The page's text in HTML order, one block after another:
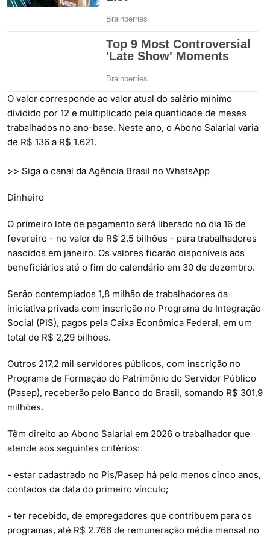
O valor corresponde ao valor atual do salário mínimo
dividido por 12 e multiplicado pela quantidade de meses
trabalhados no ano-base. Neste ano, o Abono Salarial varia
de R$ 136 a R$ 1.621.
>> Siga o canal da Agência Brasil no WhatsApp
Dinheiro
O primeiro lote de pagamento será liberado no dia 16 de
fevereiro - no valor de R$ 2,5 bilhões - para trabalhadores
nascidos em janeiro. Os valores ficarão disponíveis aos
beneficiários até o fim do calendário em 30 de dezembro.
Serão contemplados 1,8 milhão de trabalhadores da
iniciativa privada com inscrição no Programa de Integração
Social (PIS), pagos pela Caixa Econômica Federal, em um
total de R$ 2,29 bilhões.
Outros 217,2 mil servidores públicos, com inscrição no
Programa de Formação do Patrimônio do Servidor Público
(Pasep), receberão pelo Banco do Brasil, somando R$ 301,9
milhões.
Têm direito ao Abono Salarial em 2026 o trabalhador que
atende aos seguintes critérios:
- estar cadastrado no Pis/Pasep há pelo menos cinco anos,
contados da data do primeiro vínculo;
- ter recebido, de empregadores que contribuem para os
programas, até R$ 2.766 de remuneração média mensal no